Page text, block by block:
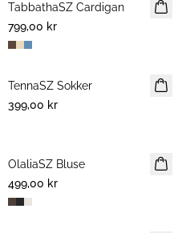
NYHET
TabbathaSZ Cardigan
799,00 kr
NYHET
TennaSZ Sokker
399,00 kr
NYHET
OlaliaSZ Bluse
499,00 kr